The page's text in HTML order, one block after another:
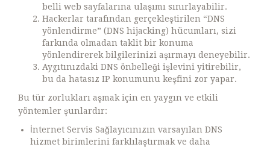
belli web sayfalarına ulaşımı sınırlayabilir.
Hackerlar tarafından gerçekleştirilen “DNS
yönlendirme” (DNS hijacking) hücumları, sizi
farkında olmadan taklit bir konuma
yönlendirerek bilgilerinizi aşırmayı deneyebilir.
Aygıtınızdaki DNS önbelleği işlevini yitirebilir,
bu da hatasız IP konumunu keşfini zor yapar.
Bu tür zorlukları aşmak için en yaygın ve etkili
yöntemler şunlardır:
İnternet Servis Sağlayıcınızın varsayılan DNS
hizmet birimlerini farklılaştırmak ve daha